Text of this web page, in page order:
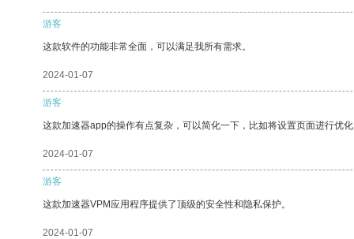
游客
这款软件的功能非常全面，可以满足我所有需求。
2024-01-07
游客
这款加速器app的操作有点复杂，可以简化一下，比如将设置页面进行优
2024-01-07
游客
这款加速器VPM应用程序提供了顶级的安全性和隐私保护。
2024-01-07